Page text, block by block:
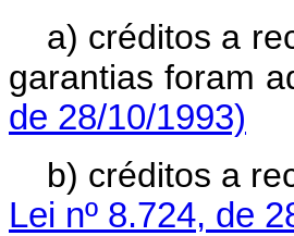
a) créditos a
garantias foram
de 28/10/1993)
b) créditos a
Lei nº 8.724, de